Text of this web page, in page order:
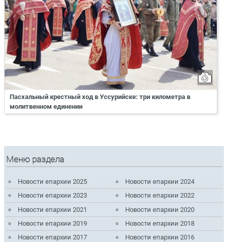
Пасхальный крестный ход в Уссурийске: три километра в
молитвенном единении
Меню раздела
Новости епархии 2025
Новости епархии 2024
Новости епархии 2023
Новости епархии 2022
Новости епархии 2021
Новости епархии 2020
Новости епархии 2019
Новости епархии 2018
Новости епархии 2017
Новости епархии 2016